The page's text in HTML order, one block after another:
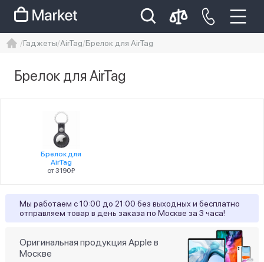
Iphone 14 pro max
айфон 14
Гаджеты AirTag Брелок для AirTag
Брелок для AirTag
Брелок для
AirTag
от 3190₽
Мы работаем с 10:00 до 21:00 без выходных и бесплатно
отправляем товар в день заказа по Москве за 3 часа!
Оригинальная продукция Apple в
Москве
Есть в наличии
Ожидается поступление 18